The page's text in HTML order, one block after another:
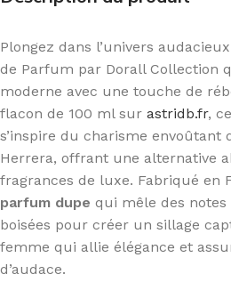
Plongez dans l’univers
de Parfum par Dorall Collection
moderne avec une touche de
flacon de 100 ml sur astridb.fr, ce
s’inspire du charisme envoûtant
Herrera, offrant une alternative
fragrances de luxe. Fabriqué en
parfum dupe qui mêle des
boisées pour créer un sillage
femme qui allie élégance et
d’audace.